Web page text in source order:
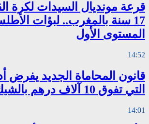
قرعة مونديال السيدات لكرة
17 سنة بالمغرب.. لبؤات
المستوى الأول
14:52
قانون المحاماة الجديد يفرض
التي تفوق 10 آلاف درهم بالشيك
14:01